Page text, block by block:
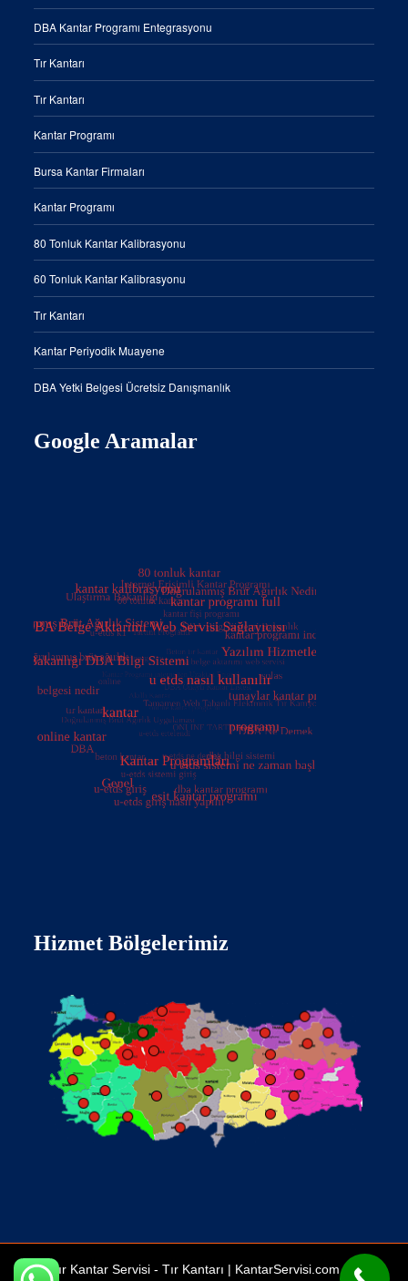
DBA Kantar Programı Entegrasyonu
Tır Kantarı
Tır Kantarı
Kantar Programı
Bursa Kantar Firmaları
Kantar Programı
80 Tonluk Kantar Kalibrasyonu
60 Tonluk Kantar Kalibrasyonu
Tır Kantarı
Kantar Periyodik Muayene
DBA Yetki Belgesi Ücretsiz Danışmanlık
Google Aramalar
Hizmet Bölgelerimiz
Tır Kantar Servisi - Tır Kantarı | KantarServisi.com Bir